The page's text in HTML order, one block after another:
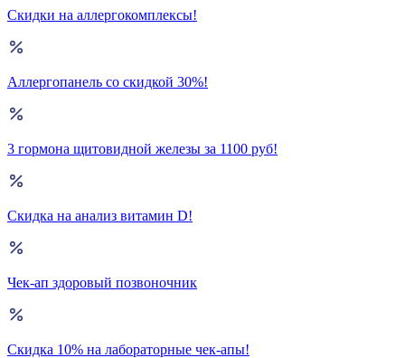
Скидки на аллергокомплексы!
Аллергопанель со скидкой 30%!
3 гормона щитовидной железы за 1100 руб!
Скидка на анализ витамин D!
Чек-ап здоровый позвоночник
Скидка 10% на лабораторные чек-апы!